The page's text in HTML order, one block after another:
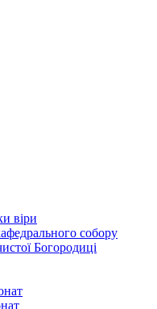
віри
собору
Богородиці